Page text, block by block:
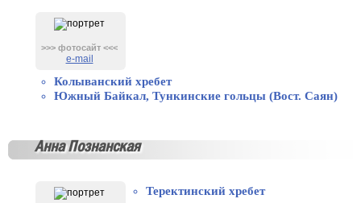
>>> фотосайт <<<
e-mail
Колыванский хребет
Южный Байкал, Тункинские гольцы (Вост. Саян)
Анна Познанская
Теректинский хребет